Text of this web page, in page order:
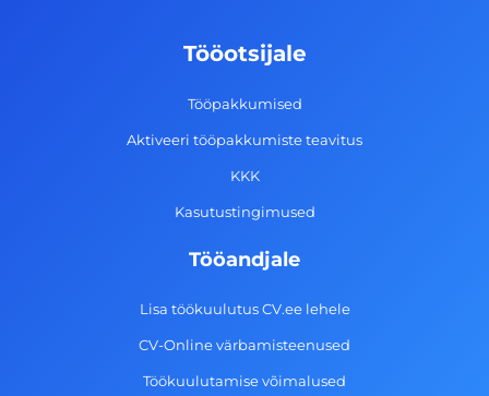
-
g
a
m
d
n
Tööotsijale
Tööpakkumised
Aktiveeri tööpakkumiste teavitus
KKK
Kasutustingimused
Tööandjale
Lisa töökuulutus CV.ee lehele
CV-Online värbamisteenused
Töökuulutamise võimalused